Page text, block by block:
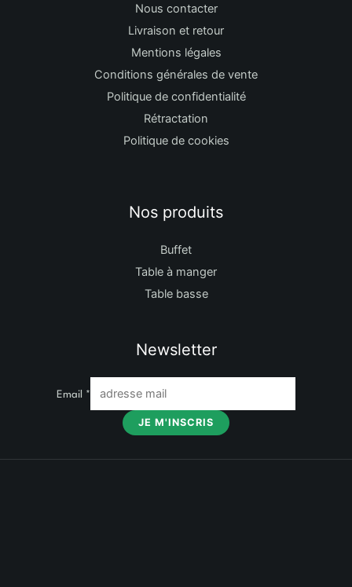
Nous contacter
Livraison et retour
Mentions légales
Conditions générales de vente
Politique de confidentialité
Rétractation
Politique de cookies
Nos produits
Buffet
Table à manger
Table basse
Newsletter
Email *
JE M'INSCRIS